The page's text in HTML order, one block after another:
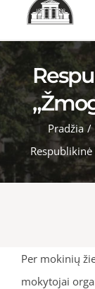
Pradžia /
Per mokinių
mokytojai